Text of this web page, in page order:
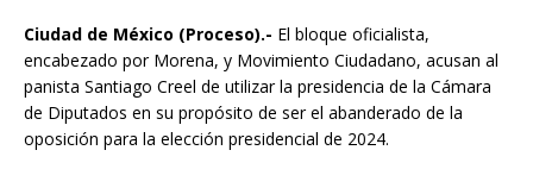
Ciudad de México (Proceso).- El bloque oficialista,
encabezado por Morena, y Movimiento Ciudadano, acusan al
panista Santiago Creel de utilizar la presidencia de la Cámara
de Diputados en su propósito de ser el abanderado de la
oposición para la elección presidencial de 2024.